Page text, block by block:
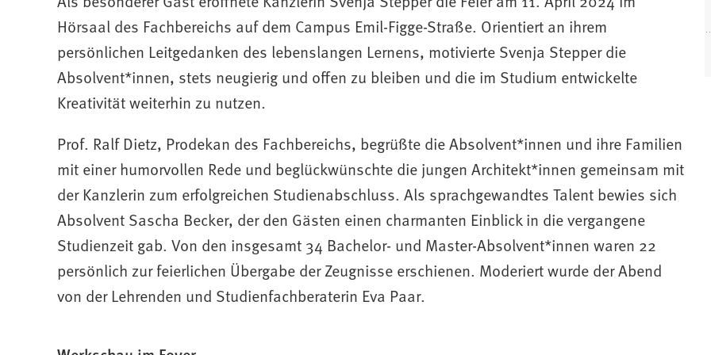
Hörsaal des Fachbereichs auf dem Campus Emil-Figge-Straße. Orientiert an ihrem
persönlichen Leitgedanken des lebenslangen Lernens, motivierte Svenja Stepper die
Absolvent*innen, stets neugierig und offen zu bleiben und die im Studium entwickelte
Kreativität weiterhin zu nutzen.
Prof. Ralf Dietz, Prodekan des Fachbereichs, begrüßte die Absolvent*innen und ihre Familien
mit einer humorvollen Rede und beglückwünschte die jungen Architekt*innen gemeinsam mit
der Kanzlerin zum erfolgreichen Studienabschluss. Als sprachgewandtes Talent bewies sich
Absolvent Sascha Becker, der den Gästen einen charmanten Einblick in die vergangene
Studienzeit gab. Von den insgesamt 34 Bachelor- und Master-Absolvent*innen waren 22
persönlich zur feierlichen Übergabe der Zeugnisse erschienen. Moderiert wurde der Abend
von der Lehrenden und Studienfachberaterin Eva Paar.